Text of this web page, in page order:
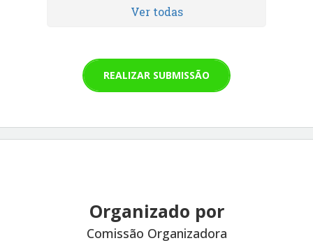
Ver todas
REALIZAR SUBMISSÃO
Organizado por
Comissão Organizadora